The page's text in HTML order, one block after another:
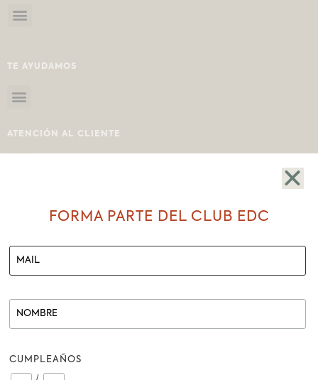
TE AYUDAMOS
ATENCIÓN AL CLIENTE
SHOWROOM
LOJA-ECUADOR
REDES SOCIALES
FORMA PARTE DEL CLUB EDC
CUMPLEAÑOS
/